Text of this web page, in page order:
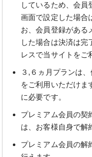
しているため、会員
画面で設定した場合
お、会員登録がある
した場合は決済は完
レスで当サイトをご
３,６ヵ月プランは
をご利用いただけま
に必要です。
プレミアム会員の契
は、お客様自身で解
プレミアム会員の解